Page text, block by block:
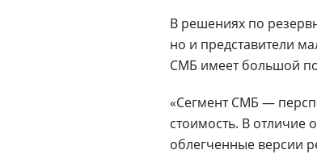
В решениях по
но и представители
СМБ имеет большой
«Сегмент СМБ —
стоимость. В отличие
облегченные версии